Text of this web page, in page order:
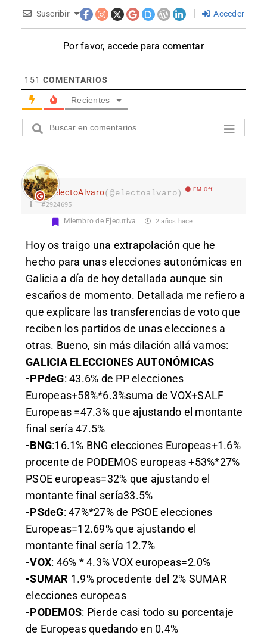
Suscribir Acceder
Por favor, accede para comentar
151 COMENTARIOS
Recientes
electoAlvaro(@electoalvaro) EM Off
#2924695
Miembro de Ejecutiva 2 años hace
Hoy os traigo una extrapolación que he
hecho para unas elecciones autonómicas en
Galicia a día de hoy detallada aunque sin
escaños de momento. Detallada me refiero a
que explicare las transferencias de voto que
reciben los partidos de unas elecciones a
otras. Bueno, sin más dilación allá vamos:
GALICIA ELECCIONES AUTONÓMICAS
-PPdeG: 43.6% de PP elecciones
Europeas+58%*6.3%suma de VOX+SALF
Europeas =47.3% que ajustando el montante
final sería 47.5%
-BNG:16.1% BNG elecciones Europeas+1.6%
procente de PODEMOS europeas +53%*27%
PSOE europeas=32% que ajustando el
montante final sería33.5%
-PSdeG: 47%*27% de PSOE elecciones
Europeas=12.69% que ajustando el
montante final sería 12.7%
-VOX: 46% * 4.3% VOX europeas=2.0%
-SUMAR 1.9% procedente del 2% SUMAR
elecciones europeas
-PODEMOS: Pierde casi todo su porcentaje
de Europeas quedando en 0.4%